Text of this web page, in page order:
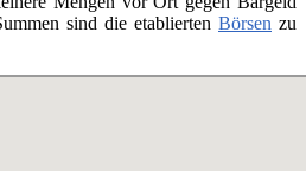
sind die etablierten Börsen zu